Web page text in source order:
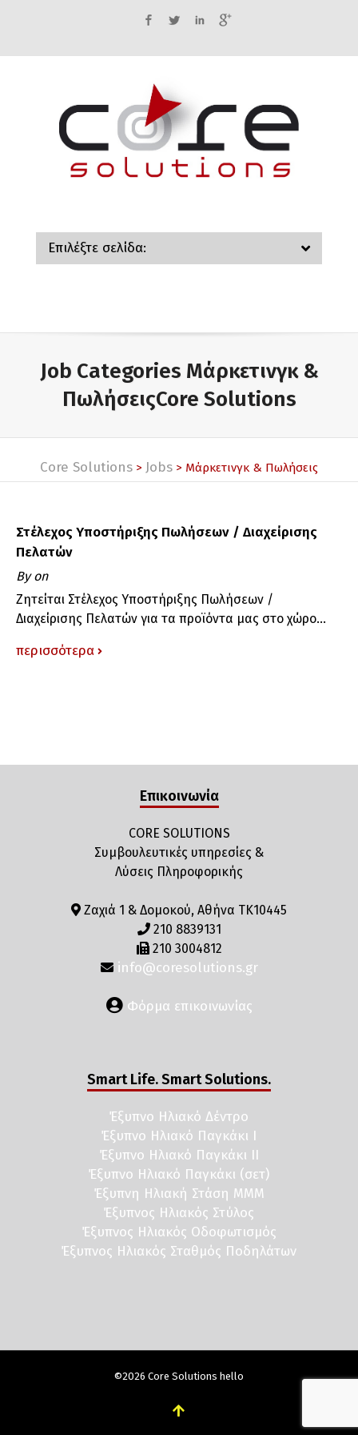
FacebookTwitterLinkedIn
Επιλέξτε σελίδα:
Job Categories Μάρκετινγκ &
ΠωλήσειςCore Solutions
Core Solutions > Jobs > Μάρκετινγκ & Πωλήσεις
Στέλεχος Υποστήριξης Πωλήσεων / Διαχείρισης
Πελατών
Byon
Ζητείται Στέλεχος Υποστήριξης Πωλήσεων /
Διαχείρισης Πελατών για τα προϊόντα μας στο χώρο...
περισσότερα
Επικοινωνία
CORE SOLUTIONS
Συμβουλευτικές υπηρεσίες &
Λύσεις Πληροφορικής
Ζαχιά 1 & Δομοκού, Αθήνα ΤΚ10445
210 8839131
210 3004812
info@coresolutions.gr
Φόρμα επικοινωνίας
Smart Life. Smart Solutions.
Έξυπνο Ηλιακό Δέντρο
Έξυπνο Ηλιακό Παγκάκι I
Έξυπνο Ηλιακό Παγκάκι II
Έξυπνο Ηλιακό Παγκάκι (σετ)
Έξυπνη Ηλιακή Στάση ΜΜΜ
Έξυπνος Ηλιακός Στύλος
Έξυπνος Ηλιακός Οδοφωτισμός
Έξυπνος Ηλιακός Σταθμός Ποδηλάτων
©2026 Core Solutions hello